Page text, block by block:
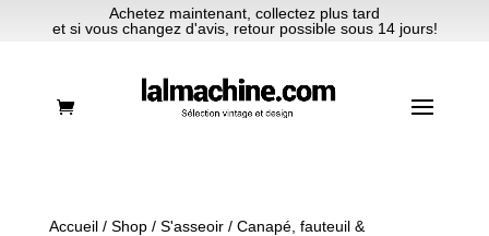
Achetez maintenant, collectez plus tard
et si vous changez d'avis, retour possible sous 14 jours!
Accueil/ Shop/ S'asseoir/ Canapé, fauteuil &